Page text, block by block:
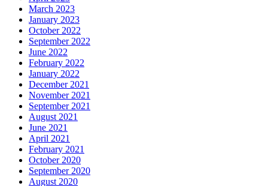
March 2023
January 2023
October 2022
September 2022
June 2022
February 2022
January 2022
December 2021
November 2021
September 2021
August 2021
June 2021
April 2021
February 2021
October 2020
September 2020
August 2020